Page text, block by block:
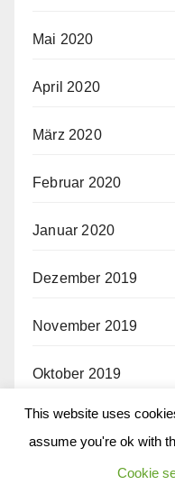
Mai 2020
April 2020
März 2020
Februar 2020
Januar 2020
Dezember 2019
November 2019
Oktober 2019
September 2019
This website uses
assume you're ok with
Cookie